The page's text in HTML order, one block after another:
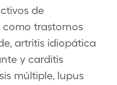
de
como trastornos
artritis idiopática
y carditis
múltiple, lupus